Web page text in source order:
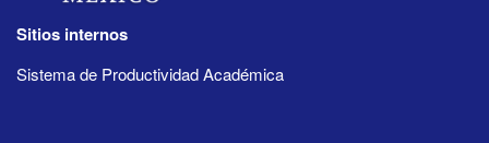
Sitios internos
Sistema de Productividad Académica